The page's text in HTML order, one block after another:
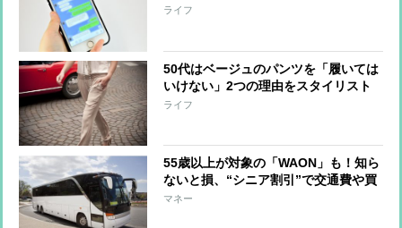
ッセージの送り方を指南する
ライフ
50代はベージュのパンツを「履いては
いけない」2つの理由をスタイリスト
が解説
ライフ
55歳以上が対象の「WAON」も！知ら
ないと損、“シニア割引”で交通費や買
い物がお得に
マネー